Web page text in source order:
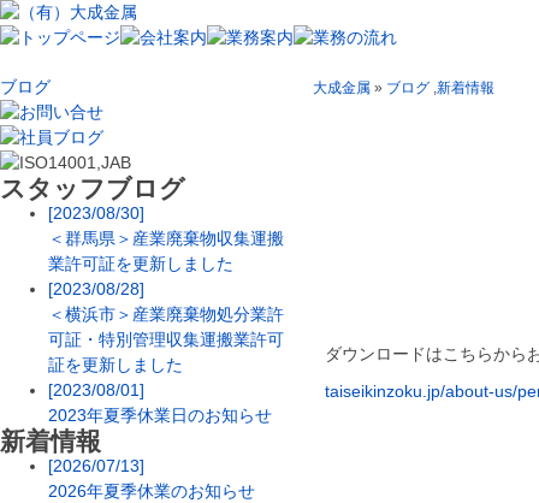
大成金属 » ブログ 新着情報
ダウンロードはこちらから
taiseikinzoku.jp/about-us/
ブログ
スタッフブログ
[2023/08/30]
＜群馬県＞産業廃棄物収集運搬
業許可証を更新しました
[2023/08/28]
＜横浜市＞産業廃棄物処分業許
可証・特別管理収集運搬業許可
証を更新しました
[2023/08/01]
2023年夏季休業日のお知らせ
新着情報
[2026/07/13]
2026年夏季休業のお知らせ